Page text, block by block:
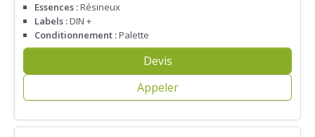
Essences :Résineux
Labels :DIN +
Conditionnement :Palette
Devis
Appeler